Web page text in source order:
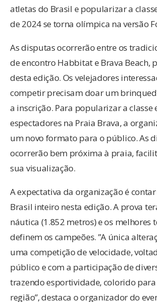
atletas do Brasil e popularizar a
de 2024 se torna olímpica na versão
As disputas ocorrerão entre os
de encontro Habbitat e Brava Beach,
desta edição. Os velejadores
competir precisam doar um
a inscrição. Para popularizar a classe
espectadores na Praia Brava, a
um novo formato para o público. As
ocorrerão bem próxima à praia,
sua visualização.
A expectativa da organização é
Brasil inteiro nesta edição. A prova
náutica (1.852 metros) e os melhores
definem os campeões. ”A única
uma competição de velocidade,
público e com a participação de
trazendo esportividade, colorido para
região”, destaca o organizador do